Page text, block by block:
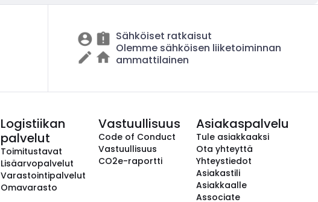
Sähköiset ratkaisut
Olemme sähköisen liiketoiminnan
ammattilainen
Logistiikan
palvelut
Toimitustavat
Lisäarvopalvelut
Varastointipalvelut
Omavarasto
Vastuullisuus
Code of Conduct
Vastuullisuus
CO2e-raportti
Asiakaspalvelu
Tule asiakkaaksi
Ota yhteyttä
Yhteystiedot
Asiakastili
Asiakkaalle
Associate